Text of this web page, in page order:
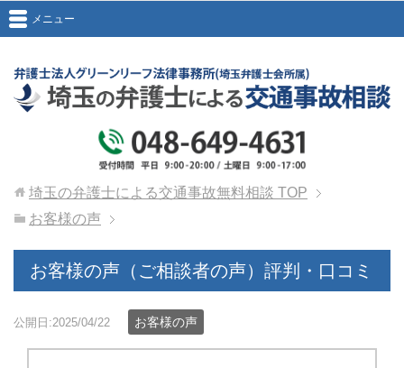
メニュー
埼玉の弁護士による交通事故無料相談 TOP
お客様の声
お客様の声（ご相談者の声）評判・口コミ
公開日:2025/04/22 お客様の声